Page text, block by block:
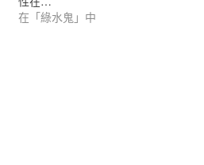
在「綠水鬼」中